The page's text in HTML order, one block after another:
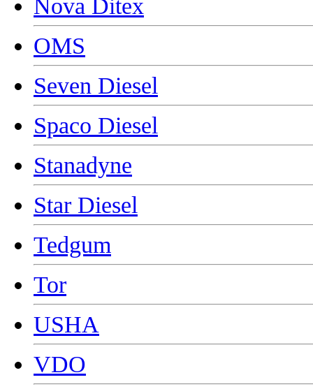
OMS
Seven Diesel
Spaco Diesel
Stanadyne
Star Diesel
Tedgum
Tor
USHA
VDO